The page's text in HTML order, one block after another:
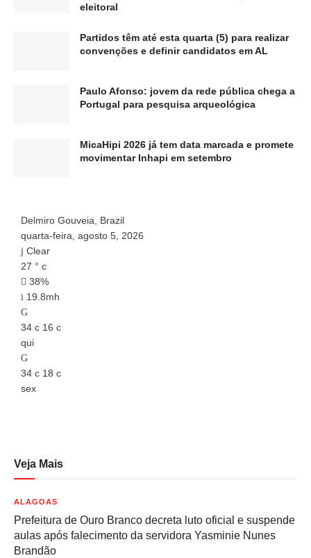
eleitoral
Partidos têm até esta quarta (5) para realizar
convenções e definir candidatos em AL
Paulo Afonso: jovem da rede pública chega a
Portugal para pesquisa arqueológica
MicaHipi 2026 já tem data marcada e promete
movimentar Inhapi em setembro
Delmiro Gouveia, Brazil
quarta-feira, agosto 5, 2026
Clear
27 ° c
38%
19.8mh
34 c 16 c
qui
34 c 18 c
sex
Veja Mais
ALAGOAS
Prefeitura de Ouro Branco decreta luto oficial e suspende
aulas após falecimento da servidora Yasminie Nunes
Brandão